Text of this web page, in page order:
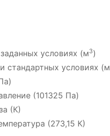
условиях (м3)
стандартных условиях (м
(101325 Па)
(К)
(273,15 К)